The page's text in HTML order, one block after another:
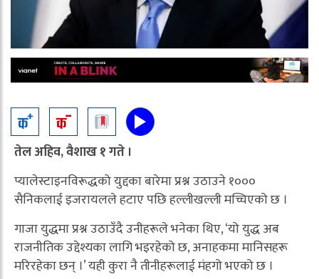
तेल अहिव, वैशाख १ गते ।
प्यालेस्टाइनविरूद्धको युद्दका बारेमा प्रश्न उठाउने १०००
सैनिकलाई इजरायलले हटाए पछि हल्लीखल्ली मच्चिएको छ ।
गाजा युद्धमा प्रश्न उठाउँदै उनीहरूले भनेका थिए, ‘यो युद्ध अब
राजनीतिक उद्देश्यका लागि भइरहेको छ, अनाहकमा मानिसहरू
मरिरहेका छन् ।’ यही कुरा नै तीनीहरूलाई मंहगो भएको छ ।